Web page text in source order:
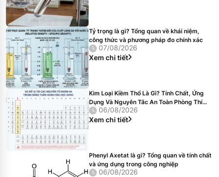
Tỷ trọng là gì? Tổng quan về khái niệm,
công thức và phương pháp đo chính xác
07/08/2026
Xem chi tiết
Kim Loại Kiềm Thổ Là Gì? Tính Chất, Ứng
Dụng Và Nguyên Tắc An Toàn Phòng Thí
Nghiệm06/08/2026
Xem chi tiết
Phenyl Axetat là gì? Tổng quan về tính chất
và ứng dụng trong công nghiệp
06/08/2026